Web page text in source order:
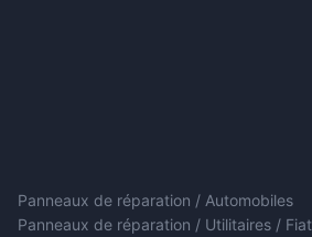
Panneaux de réparation / Automobiles
Panneaux de réparation / Utilitaires / Fiat